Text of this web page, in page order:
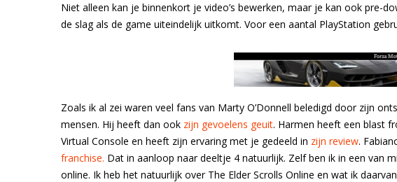
Niet alleen kan je binnenkort je video’s bewerken, maar je kan ook pre-
de slag als de game uiteindelijk uitkomt. Voor een aantal PlayStation
Zoals ik al zei waren veel fans van Marty O’Donnell beledigd door zijn
mensen. Hij heeft dan ook zijn gevoelens geuit. Harmen heeft een blast
Virtual Console en heeft zijn ervaring met je gedeeld in zijn review.
franchise. Dat in aanloop naar deeltje 4 natuurlijk. Zelf ben ik in een van
online. Ik heb het natuurlijk over The Elder Scrolls Online en wat ik